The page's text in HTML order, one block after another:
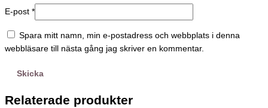
E-post *
Spara mitt namn, min e-postadress och webbplats i denna
webbläsare till nästa gång jag skriver en kommentar.
Relaterade produkter